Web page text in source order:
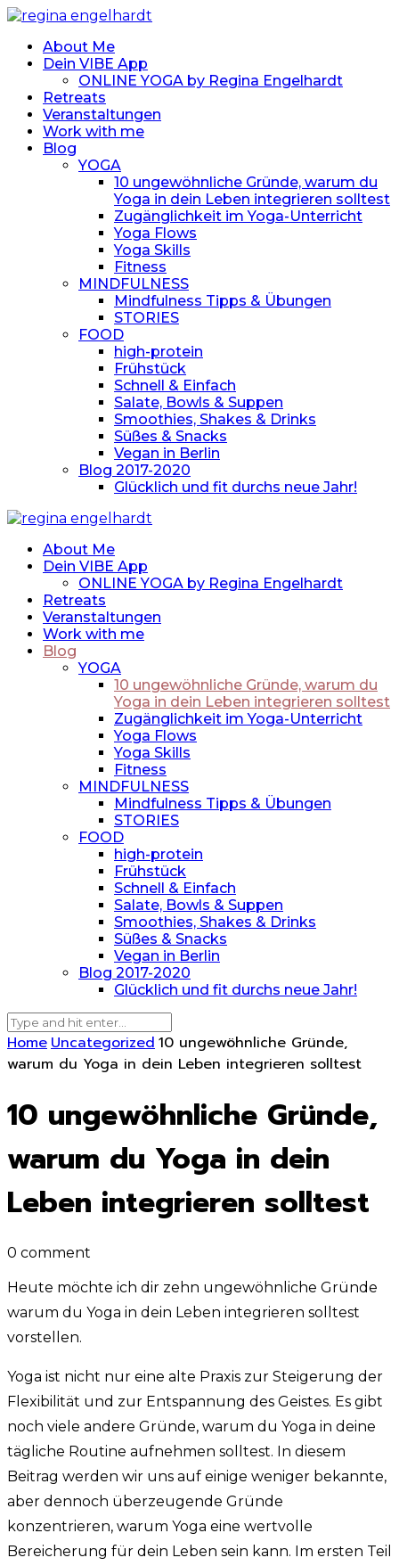
About Me
Dein VIBE App
ONLINE YOGA by Regina Engelhardt
Retreats
Veranstaltungen
Work with me
Blog
YOGA
10 ungewöhnliche Gründe, warum du
Yoga in dein Leben integrieren solltest
Zugänglichkeit im Yoga-Unterricht
Yoga Flows
Yoga Skills
Fitness
MINDFULNESS
Mindfulness Tipps & Übungen
STORIES
FOOD
high-protein
Frühstück
Schnell & Einfach
Salate, Bowls & Suppen
Smoothies, Shakes & Drinks
Süßes & Snacks
Vegan in Berlin
Blog 2017-2020
Glücklich und fit durchs neue Jahr!
About Me
Dein VIBE App
ONLINE YOGA by Regina Engelhardt
Retreats
Veranstaltungen
Work with me
Blog
YOGA
10 ungewöhnliche Gründe, warum du
Yoga in dein Leben integrieren solltest
Zugänglichkeit im Yoga-Unterricht
Yoga Flows
Yoga Skills
Fitness
MINDFULNESS
Mindfulness Tipps & Übungen
STORIES
FOOD
high-protein
Frühstück
Schnell & Einfach
Salate, Bowls & Suppen
Smoothies, Shakes & Drinks
Süßes & Snacks
Vegan in Berlin
Blog 2017-2020
Glücklich und fit durchs neue Jahr!
HomeUncategorized10 ungewöhnliche Gründe,
warum du Yoga in dein Leben integrieren solltest
10 ungewöhnliche Gründe,
warum du Yoga in dein
Leben integrieren solltest
0 comment
Heute möchte ich dir zehn ungewöhnliche Gründe
warum du Yoga in dein Leben integrieren solltest
vorstellen.
Yoga ist nicht nur eine alte Praxis zur Steigerung der
Flexibilität und zur Entspannung des Geistes. Es gibt
noch viele andere Gründe, warum du Yoga in deine
tägliche Routine aufnehmen solltest. In diesem
Beitrag werden wir uns auf einige weniger bekannte,
aber dennoch überzeugende Gründe
konzentrieren, warum Yoga eine wertvolle
Bereicherung für dein Leben sein kann. Im ersten Teil